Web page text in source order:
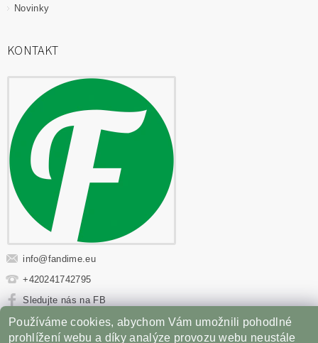
Novinky
KONTAKT
info@fandime.eu
+420241742795
Sledujte nás na FB
Sportovní výživa | Fitness oblečení | Věci z filmů |
Používáme cookies, abychom Vám umožnili pohodlné
prohlížení webu a díky analýze provozu webu neustále